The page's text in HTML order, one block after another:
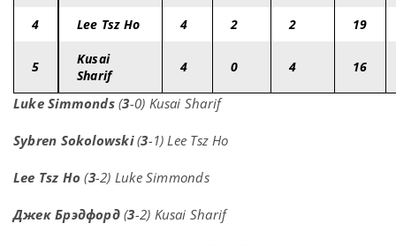
4 Lee Tsz Ho 4 2 2 19
5
Kusai
Sharif
4 0 4 16
Luke Simmonds(3-0) Kusai Sharif
Sybren Sokolowski(3-1) Lee Tsz Ho
Lee Tsz Ho (3-2) Luke Simmonds
Джек Брэдфорд(3-2) Kusai Sharif